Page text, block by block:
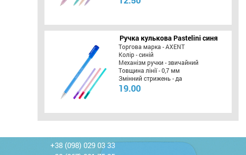
Ручка кулькова Pastelini синя
Торгова марка - AXENT
Колір - синій
Механізм ручки - звичайний
Товщина лінії - 0,7 мм
Змінний стрижень - да
19.00
+38 (098) 029 03 33